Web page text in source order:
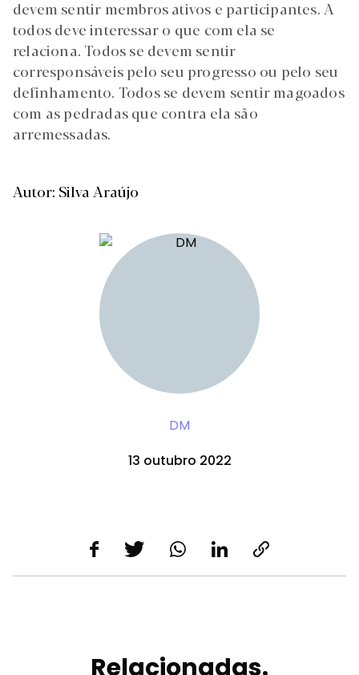
devem sentir membros ativos e participantes. A
todos deve interessar o que com ela se
relaciona. Todos se devem sentir
corresponsáveis pelo seu progresso ou pelo seu
definhamento. Todos se devem sentir magoados
com as pedradas que contra ela são
arremessadas.
Autor: Silva Araújo
DM
13 outubro 2022
Relacionadas.